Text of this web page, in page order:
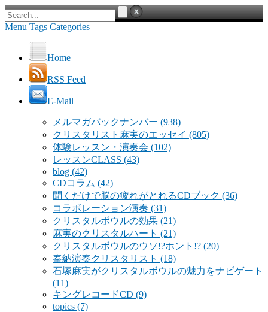
Menu Tags Categories
Home
RSS Feed
E-Mail
メルマガバックナンバー (938)
クリスタリスト麻実のエッセイ (805)
体験レッスン・演奏会 (102)
レッスンCLASS (43)
blog (42)
CDコラム (42)
聞くだけで脳の疲れがとれるCDブック (36)
コラボレーション演奏 (31)
クリスタルボウルの効果 (21)
麻実のクリスタルハート (21)
クリスタルボウルのウソ!?ホント!? (20)
奉納演奏クリスタリスト (18)
石塚麻実がクリスタルボウルの魅力をナビゲート
(11)
キングレコードCD (9)
topics (7)